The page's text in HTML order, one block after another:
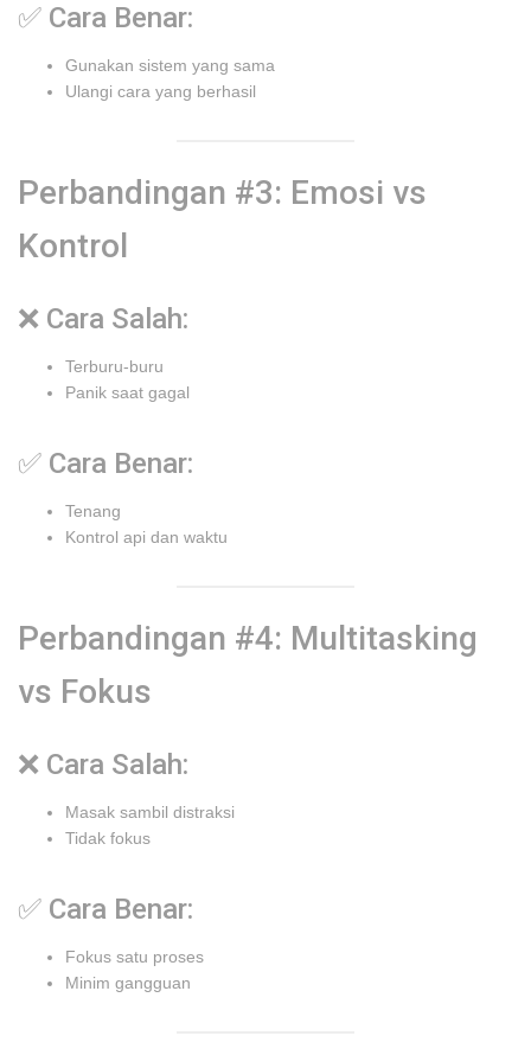
✅ Cara Benar:
Gunakan sistem yang sama
Ulangi cara yang berhasil
Perbandingan #3: Emosi vs
Kontrol
❌ Cara Salah:
Terburu-buru
Panik saat gagal
✅ Cara Benar:
Tenang
Kontrol api dan waktu
Perbandingan #4: Multitasking
vs Fokus
❌ Cara Salah:
Masak sambil distraksi
Tidak fokus
✅ Cara Benar:
Fokus satu proses
Minim gangguan